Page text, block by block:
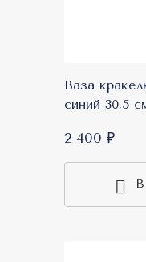
Ваза
синий 30,5
2 400 ₽